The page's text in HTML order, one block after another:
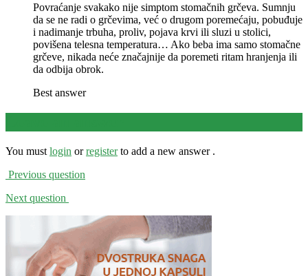
Povraćanje svakako nije simptom stomačnih grčeva. Sumnju
da se ne radi o grčevima, već o drugom poremećaju, pobuđuje
i nadimanje trbuha, proliv, pojava krvi ili sluzi u stolici,
povišena telesna temperatura… Ako beba ima samo stomačne
grčeve, nikada neće značajnije da poremeti ritam hranjenja ili
da odbija obrok.
Best answer
You must login orregisterto add a new answer .
Previous question
Next question